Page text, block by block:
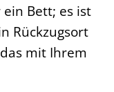
Bett; es ist
Rückzugsort
mit Ihrem